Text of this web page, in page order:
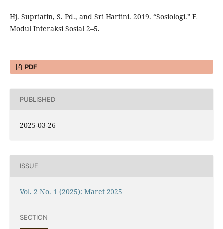
Hj. Supriatin, S. Pd., and Sri Hartini. 2019. “Sosiologi.” E
Modul Interaksi Sosial 2–5.
PDF
PUBLISHED
2025-03-26
ISSUE
Vol. 2 No. 1 (2025): Maret 2025
SECTION